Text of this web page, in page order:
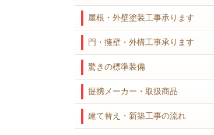
屋根・外壁塗装工事承ります
門・擁壁・外構工事承ります
驚きの標準装備
提携メーカー・取扱商品
建て替え・新築工事の流れ